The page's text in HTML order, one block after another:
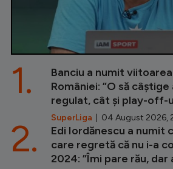
Banciu a numit
României: ”O să
regulat, cât și play-off-
SuperLiga | 04 August 2026,
1.
Edi Iordănescu a numit
care regretă că nu i-a
2024: ”Îmi pare rău, dar
2.